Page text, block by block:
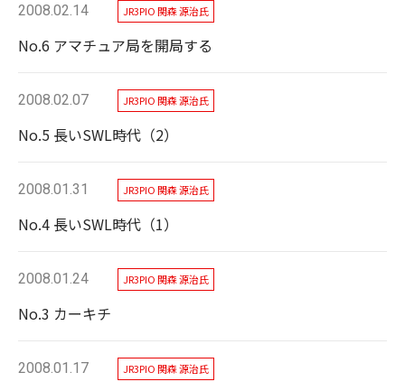
2008.02.14 JR3PIO 関森 源治氏
No.6 アマチュア局を開局する
2008.02.07 JR3PIO 関森 源治氏
No.5 長いSWL時代（2）
2008.01.31 JR3PIO 関森 源治氏
No.4 長いSWL時代（1）
2008.01.24 JR3PIO 関森 源治氏
No.3 カーキチ
2008.01.17 JR3PIO 関森 源治氏